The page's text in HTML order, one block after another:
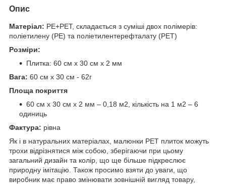
Опис
Матеріал: PE+PET, складається з суміші двох полімерів:
поліетилену (PE) та поліетилентерефталату (PET)
Розміри:
Плитка: 60 см х 30 см х 2 мм
Вага: 60 см х 30 см - 62г
Площа покриття
60 см х 30 см х 2 мм – 0,18 м2, кількість на 1 м2 – 6
одиниць
Фактура: рівна
Як і в натуральних матеріалах, малюнки РЕТ плиток можуть
трохи відрізнятися між собою, зберігаючи при цьому
загальний дизайн та колір, що ще більше підкреслює
природну імітацію. Також просимо взяти до уваги, що
виробник має право змінювати зовнішній вигляд товару,